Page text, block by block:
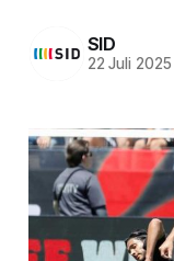
SID
22 Juli 2025